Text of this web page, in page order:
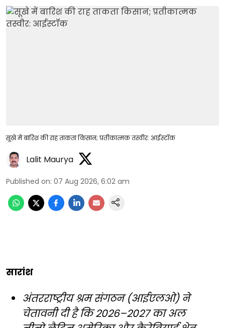
सूखे में बारिश की राह ताकता किसान; प्रतीकात्मक तस्वीर: आईस्टॉक
Lalit Maurya
Published on: 07 Aug 2026, 6:02 am
सारांश
अंतरराष्ट्रीय श्रम संगठन (आईएलओ) ने
चेतावनी दी है कि 2026–2027 का अल